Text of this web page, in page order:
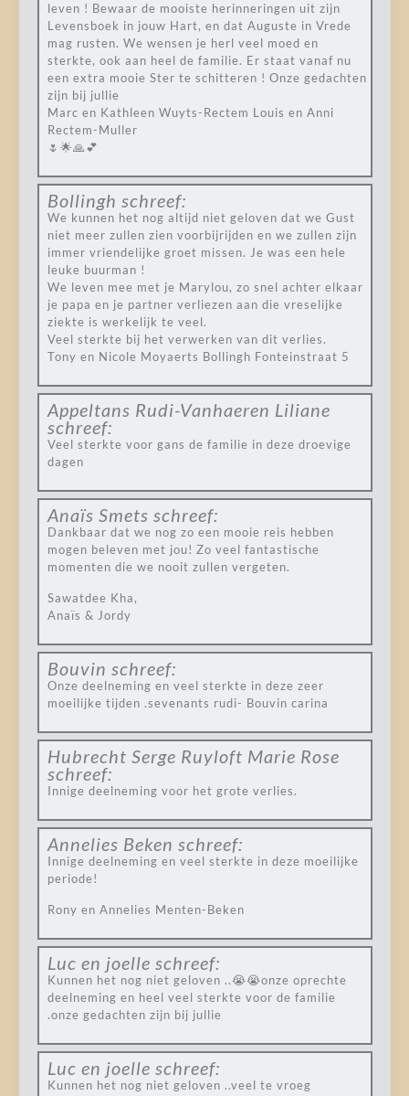
leven ! Bewaar de mooiste herinneringen uit zijn
Levensboek in jouw Hart, en dat Auguste in Vrede
mag rusten. We wensen je herl veel moed en
sterkte, ook aan heel de familie. Er staat vanaf nu
een extra mooie Ster te schitteren ! Onze gedachten
zijn bij jullie
Marc en Kathleen Wuyts-Rectem Louis en Anni
Rectem-Muller
🌷🌟🙏💕
Bollingh schreef:
We kunnen het nog altijd niet geloven dat we Gust
niet meer zullen zien voorbijrijden en we zullen zijn
immer vriendelijke groet missen. Je was een hele
leuke buurman !
We leven mee met je Marylou, zo snel achter elkaar
je papa en je partner verliezen aan die vreselijke
ziekte is werkelijk te veel.
Veel sterkte bij het verwerken van dit verlies.
Tony en Nicole Moyaerts Bollingh Fonteinstraat 5
Appeltans Rudi-Vanhaeren Liliane
schreef:
Veel sterkte voor gans de familie in deze droevige
dagen
Anaïs Smets schreef:
Dankbaar dat we nog zo een mooie reis hebben
mogen beleven met jou! Zo veel fantastische
momenten die we nooit zullen vergeten.
Sawatdee Kha,
Anaïs & Jordy
Bouvin schreef:
Onze deelneming en veel sterkte in deze zeer
moeilijke tijden .sevenants rudi- Bouvin carina
Hubrecht Serge Ruyloft Marie Rose
schreef:
Innige deelneming voor het grote verlies.
Annelies Beken schreef:
Innige deelneming en veel sterkte in deze moeilijke
periode!
Rony en Annelies Menten-Beken
Luc en joelle schreef:
Kunnen het nog niet geloven ..😭😭onze oprechte
deelneming en heel veel sterkte voor de familie
.onze gedachten zijn bij jullie
Luc en joelle schreef:
Kunnen het nog niet geloven ..veel te vroeg